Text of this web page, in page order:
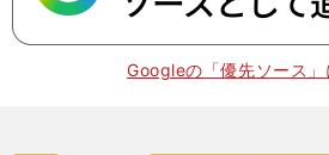
Googleの「優先ソース」